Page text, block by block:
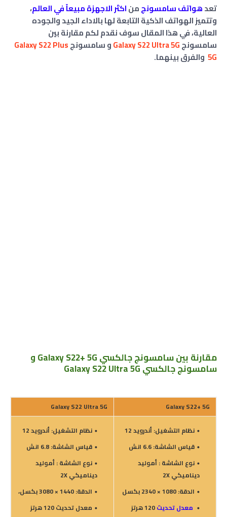
تعدهواتف سامسونجمناكثر الاجهزة مبيعاً في العالم،
وتتميز الهواتف الذكية التابعة لها بالاداء الجيد والجوده
العالية، في هذا المقال سوف نقدم لكم مقارنة بين
سامسونجGalaxy S22 Ultra 5Gو سامسونجGalaxy S22 Plus
5G والفرق بينهما.
مقارنة بين سامسونج جالكسي Galaxy S22+ 5G و
سامسونج جالكسي Galaxy S22 Ultra 5G
Galaxy S22+ 5G
Galaxy S22 Ultra 5G
نظام التشغيل: أندرويد 12
قياس الشاشة: 6.6 انش
نوع الشاشة :أموليد
ديناميكي 2X
الدقة: 1080 × 2340 بكسل
معدل تحديث120 هرتز
نظام التشغيل: أندرويد 12
قياس الشاشة: 6.8 انش
نوع الشاشة :أموليد
ديناميكي 2X
الدقة: 1440 × 3080 بكسل،
معدل تحديث 120 هرتز